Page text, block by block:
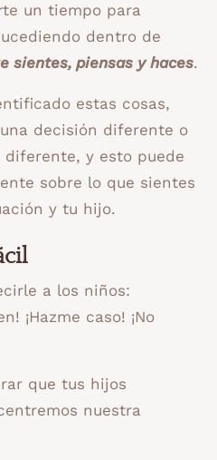
un tiempo para
dentro de
sientes, piensas y haces.
estas cosas,
decisión diferente o
y esto puede
sobre lo que sientes
y tu hijo.
a los niños:
¡Hazme caso! ¡No
que tus hijos
nuestra